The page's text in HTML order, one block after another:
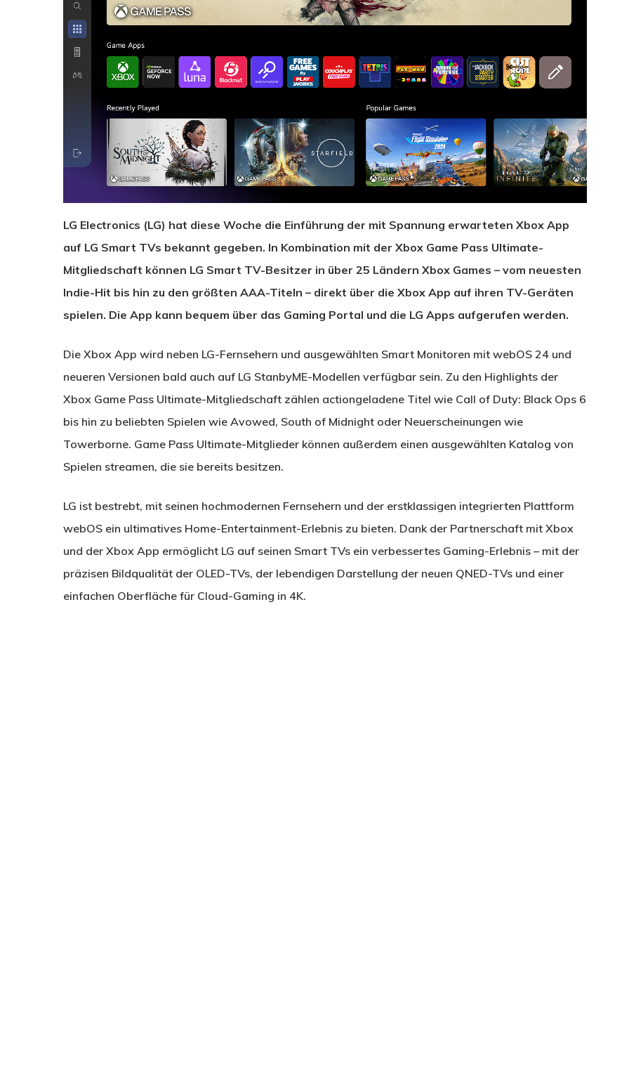
Drücken Sie Enter zum Suchen oder ESC zum Schließen.
LG Electronics (LG) hat diese Woche die Einführung der mit Spannung erwarteten Xbox App
auf LG Smart TVs bekannt gegeben. In Kombination mit der Xbox Game Pass Ultimate-
Mitgliedschaft können LG Smart TV-Besitzer in über 25 Ländern Xbox Games – vom neuesten
Indie-Hit bis hin zu den größten AAA-Titeln – direkt über die Xbox App auf ihren TV-Geräten
spielen. Die App kann bequem über das Gaming Portal und die LG Apps aufgerufen werden.
Die Xbox App wird neben LG-Fernsehern und ausgewählten Smart Monitoren mit webOS 24 und
neueren Versionen bald auch auf LG StanbyME-Modellen verfügbar sein. Zu den Highlights der
Xbox Game Pass Ultimate-Mitgliedschaft zählen actiongeladene Titel wie Call of Duty: Black Ops 6
bis hin zu beliebten Spielen wie Avowed, South of Midnight oder Neuerscheinungen wie
Towerborne. Game Pass Ultimate-Mitglieder können außerdem einen ausgewählten Katalog von
Spielen streamen, die sie bereits besitzen.
LG ist bestrebt, mit seinen hochmodernen Fernsehern und der erstklassigen integrierten Plattform
webOS ein ultimatives Home-Entertainment-Erlebnis zu bieten. Dank der Partnerschaft mit Xbox
und der Xbox App ermöglicht LG auf seinen Smart TVs ein verbessertes Gaming-Erlebnis – mit der
präzisen Bildqualität der OLED-TVs, der lebendigen Darstellung der neuen QNED-TVs und einer
einfachen Oberfläche für Cloud-Gaming in 4K.